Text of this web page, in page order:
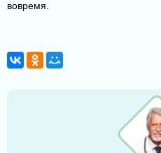
вовремя.